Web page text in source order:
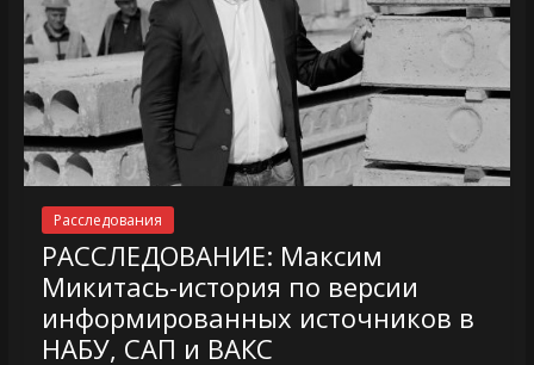
Расследования
РАССЛЕДОВАНИЕ: Максим
Микитась-история по версии
информированных источников в
НАБУ, САП и ВАКС